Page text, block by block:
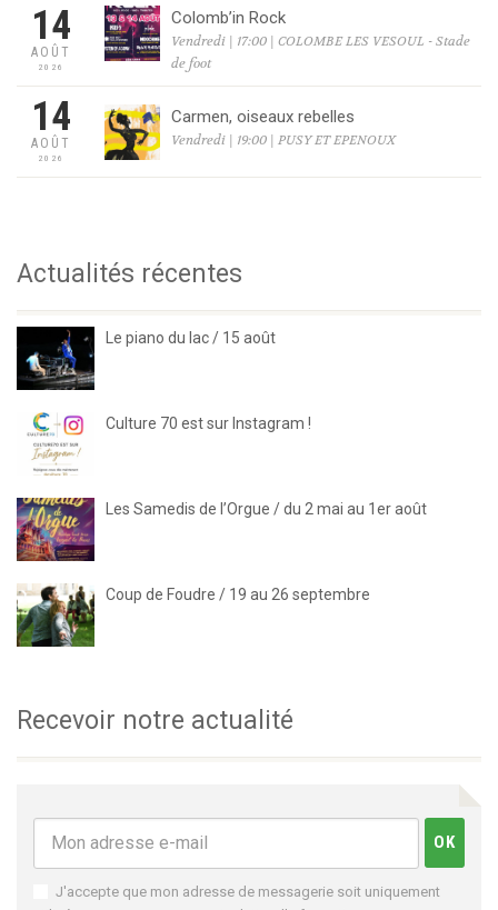
14
AOÛT
2026
Colomb’in Rock
Vendredi | 17:00 | COLOMBE LES VESOUL - Stade
de foot
14
AOÛT
2026
Carmen, oiseaux rebelles
Vendredi | 19:00 | PUSY ET EPENOUX
Actualités récentes
Le piano du lac / 15 août
Culture 70 est sur Instagram !
Les Samedis de l’Orgue / du 2 mai au 1er août
Coup de Foudre / 19 au 26 septembre
Recevoir notre actualité
J'accepte que mon adresse de messagerie soit uniquement